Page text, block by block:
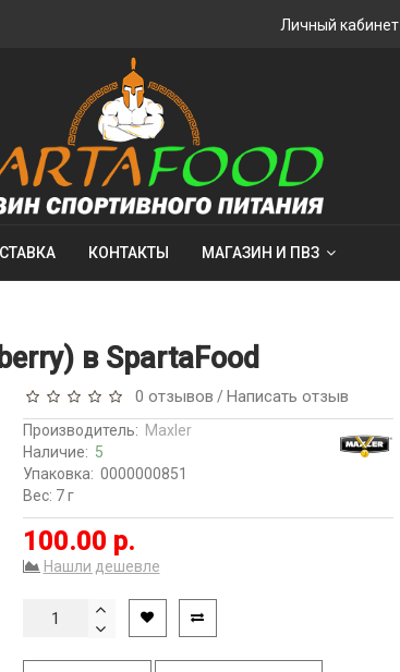
Личный кабинет
КОНТАКТЫ МАГАЗИН И ПВЗ
в SpartaFood
0 отзывов / Написать отзыв
Производитель: Maxler
Наличие: 5
Упаковка: 0000000851
Вес: 7 г
100.00 р.
Нашли дешевле